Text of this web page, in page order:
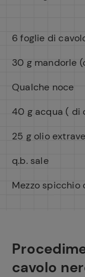
6 foglie di
30 g mandorle
Qualche noce
40 g acqua ( di
25 g olio
q.b. sale
Mezzo spicchio
cavolo